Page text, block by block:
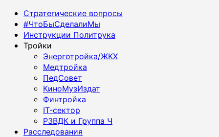
Основное
меню
Стратегические вопросы
#ЧтоБыСделалиМы
Инструкции Политрука
Тройки
Энерготройка/ЖКХ
Медтройка
ПедСовет
КиноМузИздат
Финтройка
IT-сектор
РЗВДК и Группа Ч
Расследования